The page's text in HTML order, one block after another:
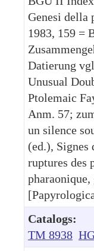
Genesi della
1983, 159 =
Datierung
Unusual
Ptolemaic
Anm. 57;
un silence
(ed.), Signes
ruptures des
Catalogs:
TM 8938